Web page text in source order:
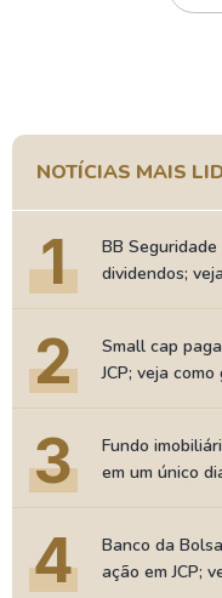
NOTÍCIAS MAIS
1
BB
dividendos;
2
Small cap
JCP; veja
3
Fundo
em um único
4
Banco da
ação em JCP;